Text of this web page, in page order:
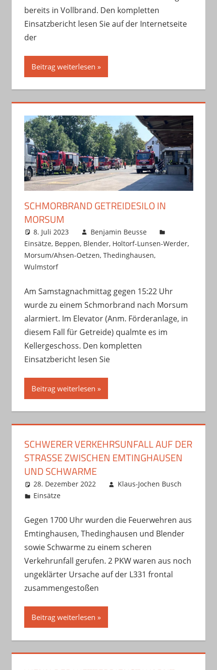
bereits in Vollbrand. Den kompletten
Einsatzbericht lesen Sie auf der Internetseite
der
Beitrag weiterlesen
SCHMORBRAND GETREIDESILO IN
MORSUM
8. Juli 2023
Benjamin Beusse
Einsätze, Beppen, Blender, Holtorf-Lunsen-Werder,
Morsum/Ahsen-Oetzen, Thedinghausen,
Wulmstorf
Am Samstagnachmittag gegen 15:22 Uhr
wurde zu einem Schmorbrand nach Morsum
alarmiert. Im Elevator (Anm. Förderanlage, in
diesem Fall für Getreide) qualmte es im
Kellergeschoss. Den kompletten
Einsatzbericht lesen Sie
Beitrag weiterlesen
SCHWERER VERKEHRSUNFALL AUF DER
STRASSE ZWISCHEN EMTINGHAUSEN U
ND SCHWARME
28. Dezember 2022
Klaus-Jochen Busch
Einsätze
Gegen 1700 Uhr wurden die Feuerwehren aus
Emtinghausen, Thedinghausen und Blender
sowie Schwarme zu einem scheren
Verkehrunfall gerufen. 2 PKW waren aus noch
ungeklärter Ursache auf der L331 frontal
zusammengestoßen
Beitrag weiterlesen